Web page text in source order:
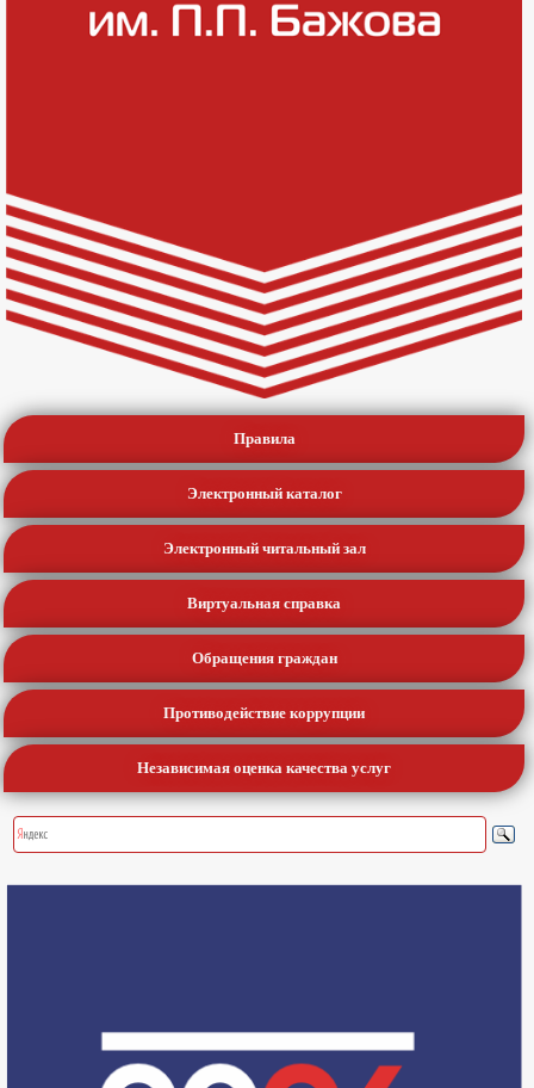
Правила
Электронный каталог
Электронный читальный зал
Виртуальная справка
Обращения граждан
Противодействие коррупции
Независимая оценка качества услуг